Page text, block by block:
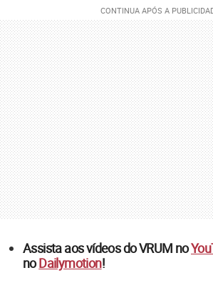
Assista aos vídeos do VRUM no
noDailymotion!